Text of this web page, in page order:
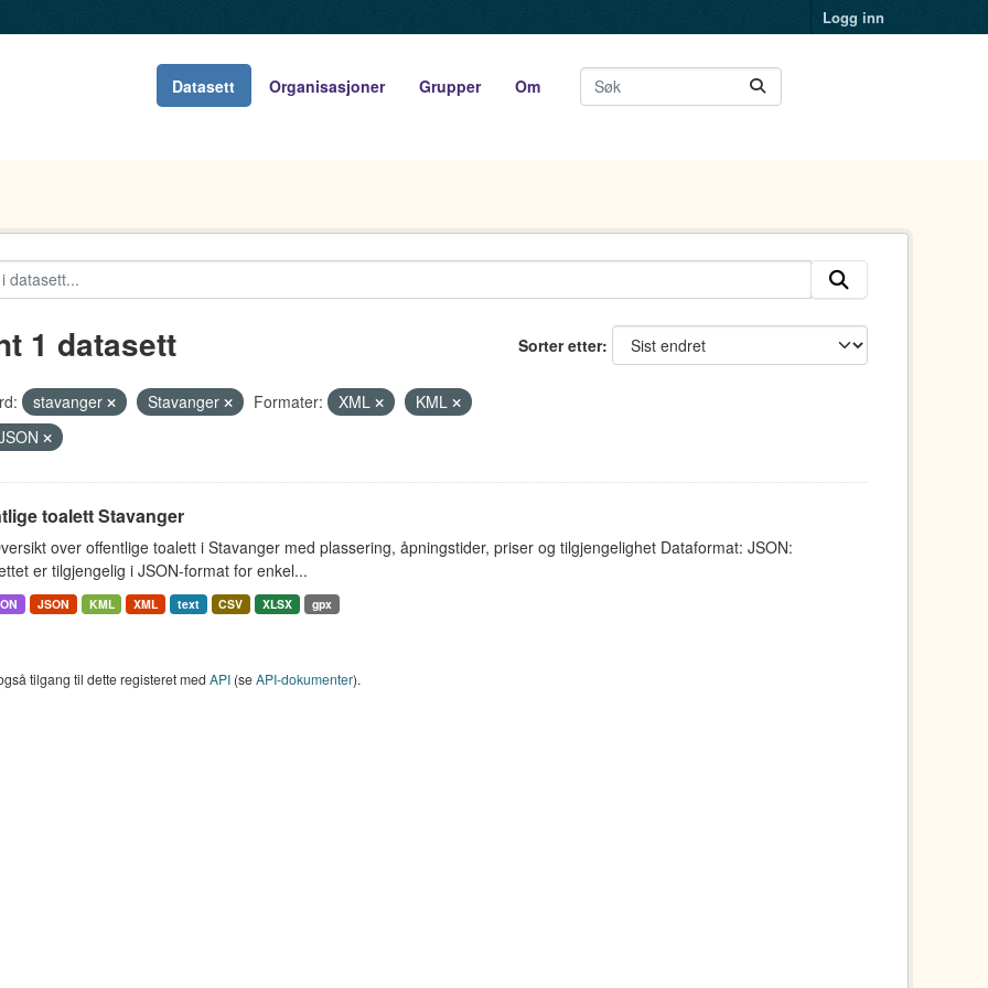
Logg inn
Datasett Organisasjoner Grupper Om
Sorter etter
1 datasett
stavanger Stavanger Formater: XML
KML
toalett Stavanger
over offentlige toalett i Stavanger med plassering, åpningstider, priser og tilgjengelighet Dataformat: JSON:
er tilgjengelig i JSON-format for enkel...
JSON KML XML text CSV XLSX gpx
tilgang til dette registeret med API(seAPI-dokumenter).